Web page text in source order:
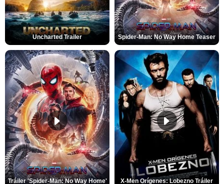
Uncharted Trailer Spider-Man: No Way Home Teaser
Tráiler 'Spider-Man: No Way Home' X-Men Orígenes: Lobezno Tráiler